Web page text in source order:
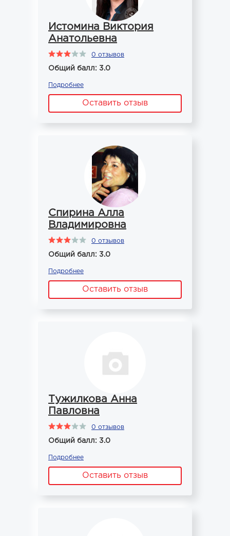
Истомина Виктория
Анатольевна
0 отзывов
Общий балл: 3.0
Подробнее
Оставить отзыв
Спирина Алла
Владимировна
0 отзывов
Общий балл: 3.0
Подробнее
Оставить отзыв
Тужилкова Анна
Павловна
0 отзывов
Общий балл: 3.0
Подробнее
Оставить отзыв